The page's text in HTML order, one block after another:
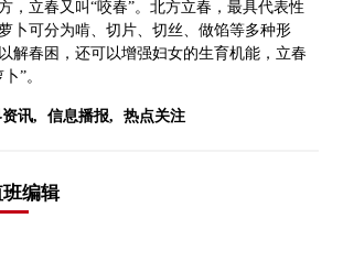
，立春又叫“咬春”。北方立春，最具代表性
卜可分为啃、切片、切丝、做馅等多种形
解春困，还可以增强妇女的生育机能，立春
”。
讯, 信息播报, 热点关注
编辑